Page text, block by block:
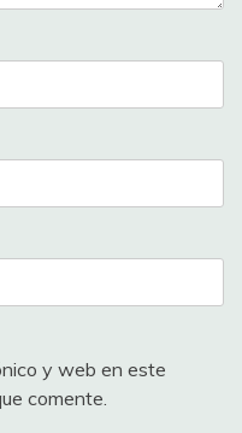
y web en este
comente.